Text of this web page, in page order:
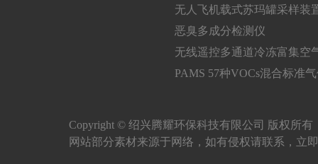
无人飞机载式苏玛罐采样装
恶臭多成分检测仪
无线遥控多通道冷冻富集空
PAMS 57种VOCs混合标准
Copyright © 绍兴腾耀环保科技有限公司 版权所
网站部分素材来源于网络，如有侵权请联系，立